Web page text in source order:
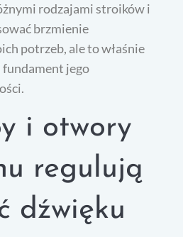
rodzajami stroików i
brzmienie
potrzeb, ale to właśnie
jego
i otwory
regulują
dźwięku